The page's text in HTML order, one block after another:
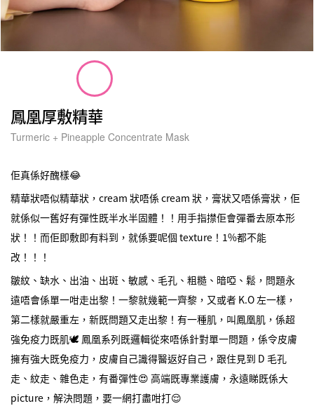
鳳凰厚敷精華
Turmeric + Pineapple Concentrate Mask
佢真係好醜樣😂
精華狀唔似精華狀，cream 狀唔係 cream 狀，膏狀又唔係膏狀，佢
就係似一舊好有彈性既半水半固體！！用手指㩒佢會彈番去原本形
狀！！而佢即敷即有料到，就係要呢個 texture！1%都不能
改！！！
皺紋、缺水、出油、出斑、敏感、毛孔、粗糙、暗啞、鬆，問題永
遠唔會係單一咁走出黎！一黎就幾範一齊黎，又或者 K.O 左一樣，
第二樣就嚴重左，新既問題又走出黎！有一種肌，叫鳳凰肌，係超
強免疫力既肌🕊️ 鳳凰系列既邏輯從來唔係針對單一問題，係令皮膚
擁有強大既免疫力，皮膚自己識得醫返好自己，跟住見到 D 毛孔
走、紋走、雜色走，有番彈性😍 高端既專業護膚，永遠睇既係大
picture，解決問題，要一網打盡咁打😌